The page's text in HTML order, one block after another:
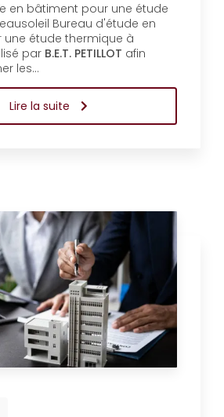
en bâtiment pour une étude
Bureau d'étude en
étude thermique à
par B.E.T. PETILLOT afin
les…
Lire la suite